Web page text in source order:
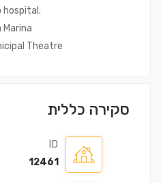
hospital.
Theatre
סקירה כללית
ID
12461